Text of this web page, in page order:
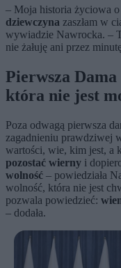
– Moja historia życiowa
dziewczyna zaszłam w
wywiadzie Nawrocka. –
nie żałuję ani przez
Pierwsza
która nie jest
Poza odwagą pierwsza
zagadnieniu prawdziwej
wartości, wie, kim jest, a
pozostać wierny i
wolność – powiedziała
wolność, która nie jest
pozwala powiedzieć:
– dodała.